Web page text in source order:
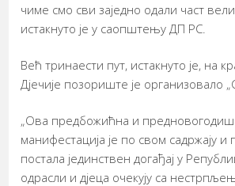
чиме смо сви заједно одали част
истакнуто је у саопштењу ДП РС.
Већ тринаести пут, истакнуто је, на
Дјечије позориште је организовало
„Ова предбожићна и
манифестација је по свом садржају и
постала јединствен догађај у
одрасли и дјеца очекују са